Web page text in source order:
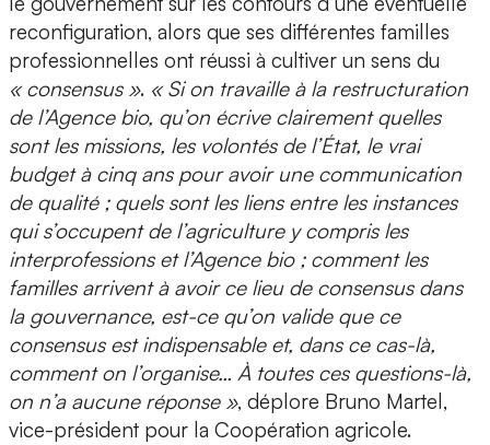
reconfiguration, alors que ses différentes familles
professionnelles ont réussi à cultiver un sens du
« consensus ». « Si on travaille à la restructuration
de l’Agence bio, qu’on écrive clairement quelles
sont les missions, les volontés de l’État, le vrai
budget à cinq ans pour avoir une communication
de qualité ; quels sont les liens entre les instances
qui s’occupent de l’agriculture y compris les
interprofessions et l’Agence bio ; comment les
familles arrivent à avoir ce lieu de consensus dans
la gouvernance, est-ce qu’on valide que ce
consensus est indispensable et, dans ce cas-là,
comment on l’organise… À toutes ces questions-là,
on n’a aucune réponse », déplore Bruno Martel,
vice-président pour la Coopération agricole.